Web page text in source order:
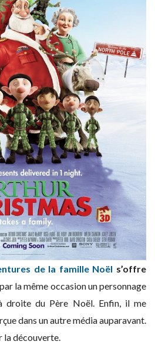
de la famille Noël s’offre
la même occasion un personnage
droite du Père Noël. Enfin, il me
dans un autre média auparavant.
la découverte.